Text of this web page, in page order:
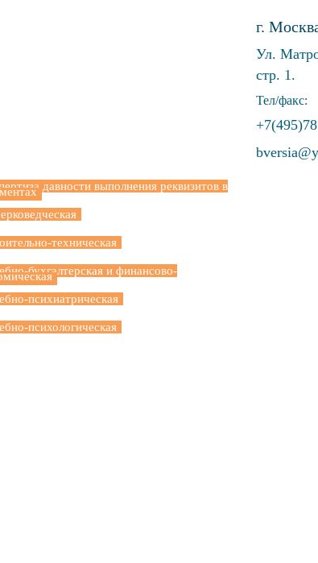
давности выполнения реквизитов в
техническая
бухгалтерская и финансово-
психиатрическая
психологическая
г.
Ул.
стр. 1.
Тел/факс: